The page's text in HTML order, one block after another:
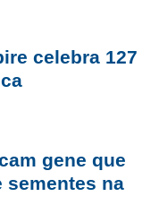
celebra 127
gene que
sementes na